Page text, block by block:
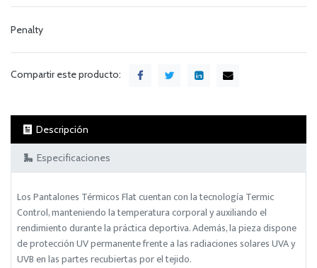
Penalty
Compartir este producto:
Descripción
Especificaciones
Los Pantalones Térmicos Flat cuentan con la tecnología Termic
Control, manteniendo la temperatura corporal y auxiliando el
rendimiento durante la práctica deportiva. Además, la pieza dispone
de protección UV permanente frente a las radiaciones solares UVA y
UVB en las partes recubiertas por el tejido.